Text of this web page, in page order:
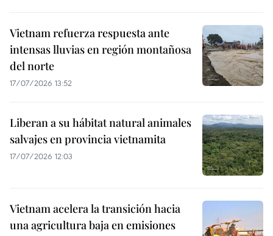
Vietnam refuerza respuesta ante
intensas lluvias en región montañosa
del norte
17/07/2026 13:52
Liberan a su hábitat natural animales
salvajes en provincia vietnamita
17/07/2026 12:03
Vietnam acelera la transición hacia
una agricultura baja en emisiones